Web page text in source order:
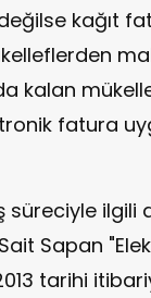
kağıt
kalan
fatura
süreciyle ilgili
Sapan
tarihi